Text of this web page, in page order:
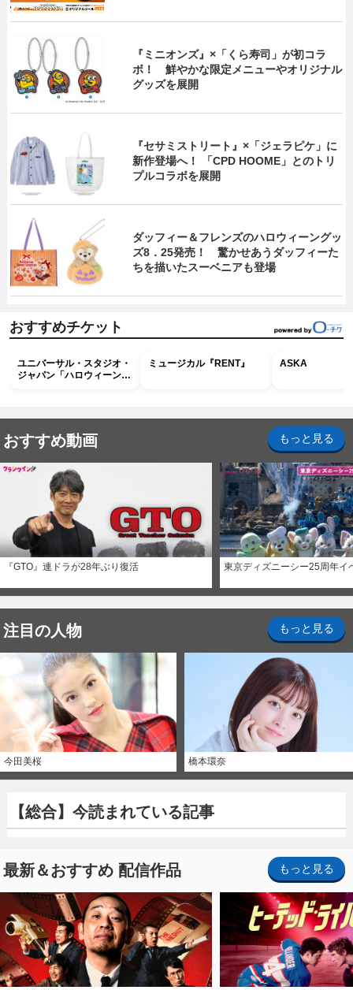
『ミニオンズ』×「くら寿司」が初コラ
ボ！ 鮮やかな限定メニューやオリジナル
グッズを展開
『セサミストリート』×「ジェラピケ」に
新作登場へ！ 「CPD HOOME」とのトリ
プルコラボを展開
ダッフィー＆フレンズのハロウィーングッ
ズ8．25発売！ 驚かせあうダッフィーた
ちを描いたスーベニアも登場
おすすめチケット
ユニバーサル・スタジオ・
ジャパン「ハロウィーン・
ミュージカル『RENT』 ASKA
おすすめ動画 もっと見る
『GTO』連ドラが28年ぶり復活 東京ディズニーシー25周年イ
注目の人物 もっと見る
今田美桜 橋本環奈
【総合】今読まれている記事
最新＆おすすめ 配信作品 もっと見る